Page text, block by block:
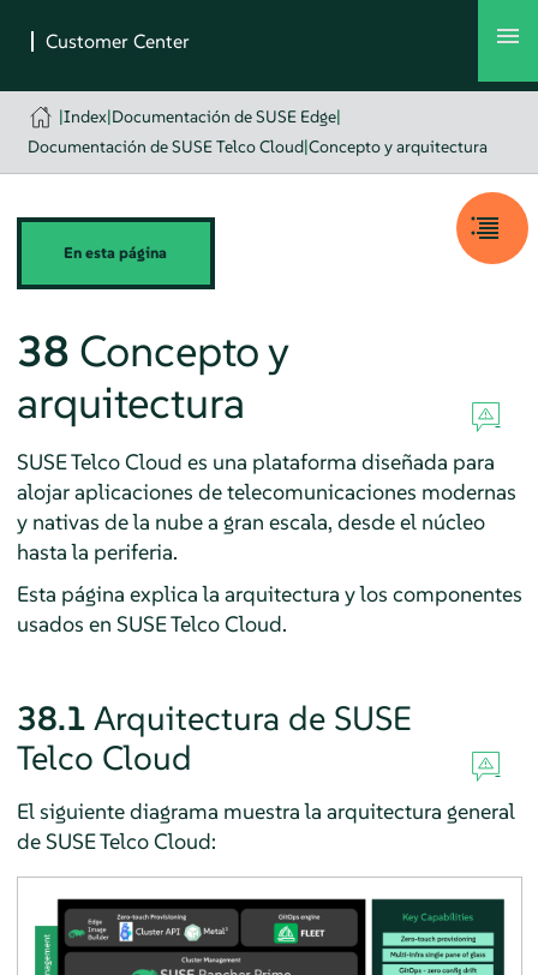
|Index|Documentación de SUSE Edge|
Documentación de SUSE Telco Cloud|Concepto y arquitectura
En esta página
38 Concepto y
arquitectura
SUSE Telco Cloud es una plataforma diseñada para
alojar aplicaciones de telecomunicaciones modernas
y nativas de la nube a gran escala, desde el núcleo
hasta la periferia.
Esta página explica la arquitectura y los componentes
usados en SUSE Telco Cloud.
38.1 Arquitectura de SUSE
Telco Cloud
El siguiente diagrama muestra la arquitectura general
de SUSE Telco Cloud: